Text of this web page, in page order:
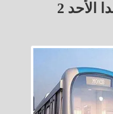
تعرف علي حالة الطقس غدا الأحد 2